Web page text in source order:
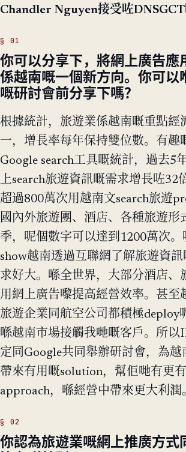
Chandler Nguyen接受咗
你可以分享下，將網上廣告應
係越南嘅一個新方向。你可以
嘅研討會前分享下嗎？
根據統計，旅遊業係越南嘅重點經
一，增長率每年保持雙位數。有趣
Google search工具嘅統計，過去5
上search旅遊資訊嘅需求增長咗32
超過800萬次用越南文search旅遊
國內外旅遊團、酒店、各種旅遊形
季，呢個數字可以達到1200萬次。
show越南透過互聯網了解旅遊資
求好大。喺全世界，大部分酒店、
用網上廣告嚟提高經營效率。甚至
旅遊企業同航空公司都積極deploy
喺越南市場接觸我哋嘅客戶。所
定同Google共同舉辦研討會，為越
帶來有用嘅solution，幫佢哋有更
approach，喺經營中帶來更大利潤
你認為旅遊業嘅網上推廣方式